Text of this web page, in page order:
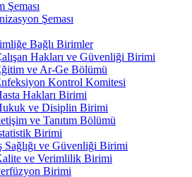
Şeması
Şeması
Bağlı Birimler
Hakları ve Güvenliği Birimi
ve Ar-Ge Bölümü
Kontrol Komitesi
Hakları Birimi
ve Disiplin Birimi
ve Tanıtım Bölümü
Birimi
Sağlığı ve Güvenliği Birimi
ve Verimlilik Birimi
Birimi